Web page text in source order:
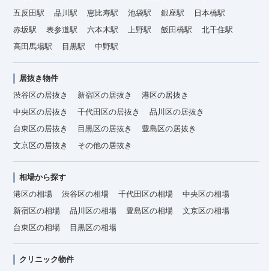
五反田駅
品川駅 恵比寿駅 池袋駅 銀座駅
日本橋駅
赤坂駅
表参道駅 六本木駅 上野駅 飯田橋駅
北千住駅
高田馬場駅
目黒駅 中野駅
居抜き物件
渋谷区の居抜き
新宿区の居抜き
港区の居抜き
中央区の居抜き
千代田区の居抜き
品川区の居抜き
台東区の居抜き
目黒区の居抜き
豊島区の居抜き
文京区の居抜き
その他の居抜き
相場から探す
港区の相場
渋谷区の相場 千代田区の相場
中央区の相場
新宿区の相場
品川区の相場 豊島区の相場
文京区の相場
台東区の相場
目黒区の相場
クリニック物件